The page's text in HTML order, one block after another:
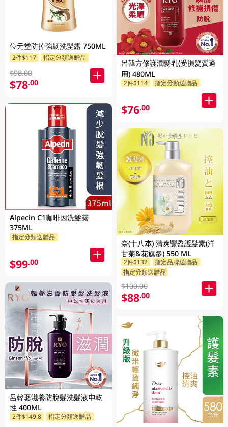
位元堂防掉強韌洗髲露 750ML
2件$117 指定分類送贈品
$98.00
$78.00
Alpecin C1咖啡因洗髮露
375ML
指定分類送贈品
$99.00
呂韓蔘滋養防脫髮洗髮液中乾
性 400ML
2件$149.8 指定分類送贈品
呂韓方修護潤髪乳(受損髮質適
用) 480ML
2件$114 指定分類送贈品
$76.00
奈(十八本) 清爽豐盈護髮素(洋
甘菊&花旗參) 550 ML
2件$132
指定品牌送贈品
指定分類送贈品
$100.00
$88.00